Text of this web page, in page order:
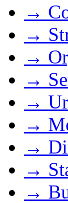
→
→
→
→
→
→
→
→
→